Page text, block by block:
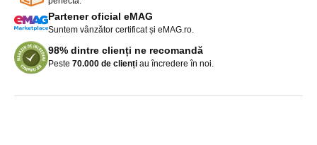
Partener oficial eMAG
Suntem vânzător certificat și eMAG.ro.
98% dintre clienți ne recomandă
Peste 70.000 de clienți au încredere în noi.